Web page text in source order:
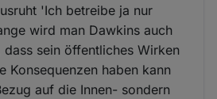
'Ich betreibe ja nur
wird man Dawkins auch
sein öffentliches Wirken
Konsequenzen haben kann
auf die Innen- sondern